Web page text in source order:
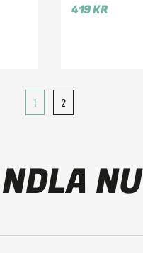
419KR
1 2
NU